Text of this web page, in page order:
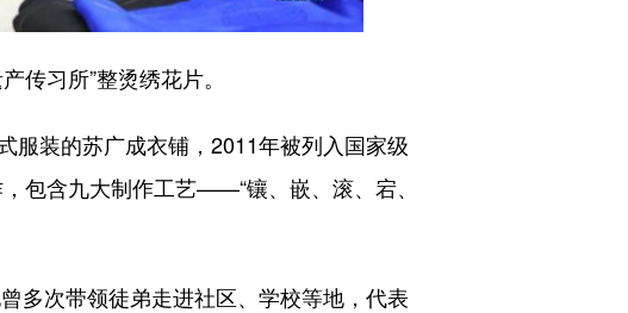
习所”整烫绣花片。
装的苏广成衣铺，2011年被列入国家级
包含九大制作工艺——“镶、嵌、滚、宕、
多次带领徒弟走进社区、学校等地，代表